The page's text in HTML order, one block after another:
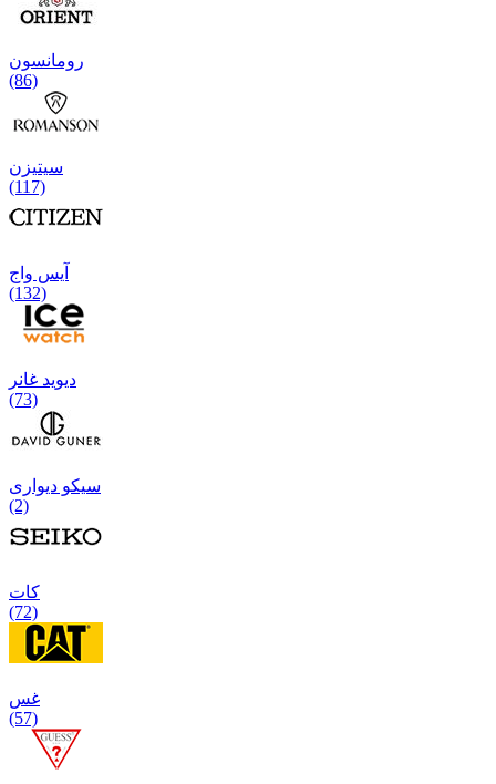
رومانسون
(86)
سیتیزن
(117)
آیس واج
(132)
دیوید غانر
(73)
سیکو دیواری
(2)
كات
(72)
غس
(57)